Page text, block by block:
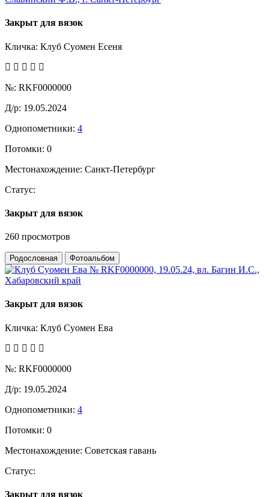
Закрыт для вязок
Кличка: Клуб Суомен Есеня
№: RKF0000000
Д/р: 19.05.2024
Однопометники: 4
Потомки: 0
Местонахождение: Санкт-Петербург
Статус:
Закрыт для вязок
260 просмотров
Родословная Фотоальбом
Закрыт для вязок
Кличка: Клуб Суомен Ева
№: RKF0000000
Д/р: 19.05.2024
Однопометники: 4
Потомки: 0
Местонахождение: Советская гавань
Статус:
Закрыт для вязок